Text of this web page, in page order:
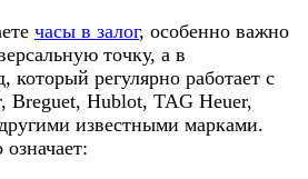
часы в залог, особенно важно
точку, а в
регулярно работает с
Breguet, Hublot, TAG Heuer,
известными марками.